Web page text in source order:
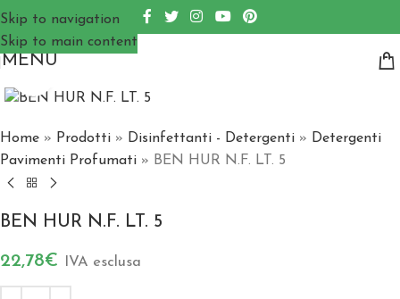
Skip to navigation
Skip to main content
MENU
Home » Prodotti » Disinfettanti - Detergenti » Detergenti
Pavimenti Profumati » BEN HUR N.F. LT. 5
BEN HUR N.F. LT. 5
22,78€ IVA esclusa